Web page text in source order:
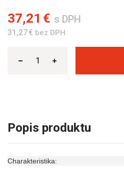
37,21 € s DPH
31,27 € bez DPH
Popis produktu
Charakteristika: